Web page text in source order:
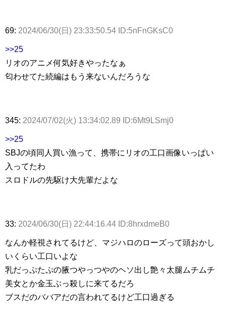
69: 2024/06/30(日) 23:33:50.54 ID:5nFnGKsC0
>>25
リオのアニメ何気好きやったなぁ
匂わせてた続編はもう来ないんだろうな
345: 2024/07/02(火) 13:34:02.89 ID:6Mt9LSmj0
>>25
SBJの頃同人買い漁って、携帯にリオの工口画像いっぱい
入ってたわ
スロドルの先駆け大先輩だよな
33: 2024/06/30(日) 22:44:16.44 ID:8hrxdmeB0
なんか軽視されてるけど、マジハロのローズって頭おかし
いくらい工口いよな
乳だっぷたぷの腋つやっつやのヘソ出し艶々太腿ムチムチ
美女とか金玉ぶっ殺しに来てるだろ
ブスだのババアだの言われてるけど工口過ぎる